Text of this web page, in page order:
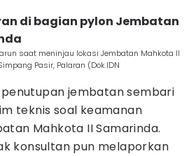
di bagian pylon Jembatan
saat meninjau lokasi Jembatan Mahkota II
Pasir, Palaran (Dok.IDN
jembatan sembari
teknis soal keamanan
Mahkota II Samarinda.
konsultan pun melaporkan